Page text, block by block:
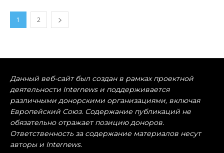
1 2
Данный веб-сайт был создан в рамках проектной
деятельности Internews и поддерживается
различными донорскими организациями, включая
Европейский Союз. Содержание публикаций не
обязательно отражает позицию доноров.
Ответственность за содержание материалов несут
авторы и Internews.